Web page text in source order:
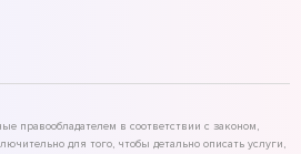
правообладателем в соответствии с законом,
для того, чтобы детально описать услуги,